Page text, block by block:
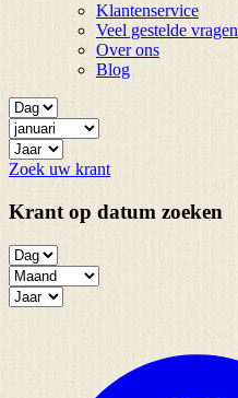
Klantenservice
Veel gestelde vragen
Over ons
Blog
Zoek uw krant
Krant op datum zoeken